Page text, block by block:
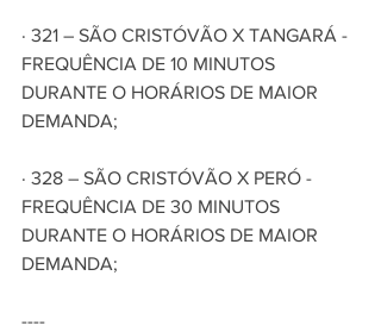
· 321 – SÃO CRISTÓVÃO X TANGARÁ -
FREQUÊNCIA DE 10 MINUTOS
DURANTE O HORÁRIOS DE MAIOR
DEMANDA;
· 328 – SÃO CRISTÓVÃO X PERÓ -
FREQUÊNCIA DE 30 MINUTOS
DURANTE O HORÁRIOS DE MAIOR
DEMANDA;
----